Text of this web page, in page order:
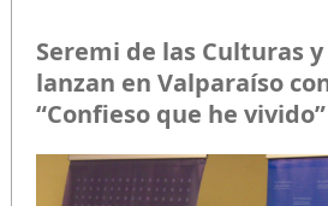
Seremi de las Culturas
lanzan en Valparaíso
“Confieso que he vivido”